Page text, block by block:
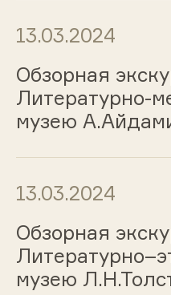
13.03.2024
Обзорная
Литературно-
музею
13.03.2024
Обзорная
музею